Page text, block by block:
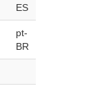
ES
pt-
BR